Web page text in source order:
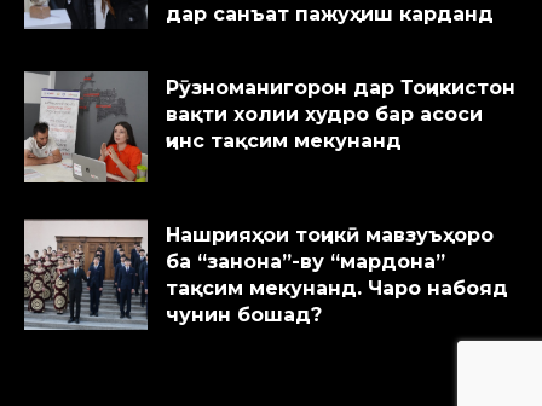
дар санъат пажуҳиш карданд
Рӯзноманигорон дар Тоҷикистон
вақти холии худро бар асоси
ҷинс тақсим мекунанд
Нашрияҳои тоҷикӣ мавзуъҳоро
ба “занона”-ву “мардона”
тақсим мекунанд. Чаро набояд
чунин бошад?